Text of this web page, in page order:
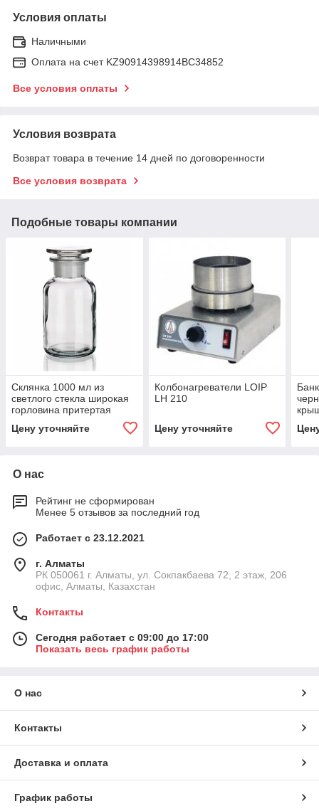
Условия оплаты
Наличными
Оплата на счет KZ90914398914ВС34852
Все условия оплаты
Условия возврата
Возврат товара в течение 14 дней по договоренности
Все условия возврата
Подобные товары компании
Склянка 1000 мл из
светлого стекла широкая
горловина притертая
Цену уточняйте
Колбонагреватели LOIP
LH 210
Цену уточняйте
О нас
Рейтинг не сформирован
Менее 5 отзывов за последний год
Работает с 23.12.2021
г. Алматы
РК 050061 г. Алматы, ул. Сокпакбаева 72, 2 этаж, 206
офис, Алматы, Казахстан
Контакты
Сегодня работает с 09:00 до 17:00
Показать весь график работы
О нас
Контакты
Доставка и оплата
График работы